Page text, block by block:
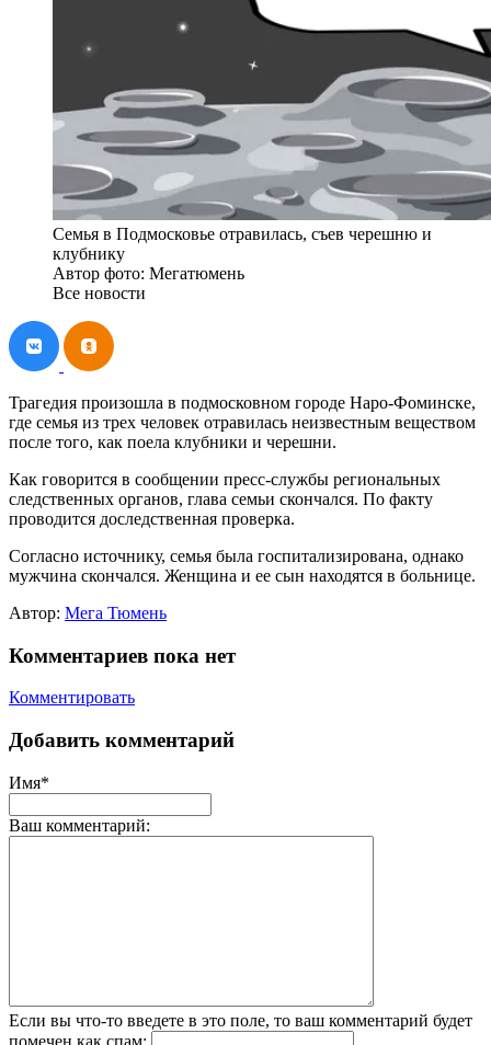
Семья в Подмосковье отравилась, съев черешню и
клубнику
Автор фото: Мегатюмень
Все новости
Трагедия произошла в подмосковном городе Наро-Фоминске,
где семья из трех человек отравилась неизвестным веществом
после того, как поела клубники и черешни.
Как говорится в сообщении пресс-службы региональных
следственных органов, глава семьи скончался. По факту
проводится доследственная проверка.
Согласно источнику, семья была госпитализирована, однако
мужчина скончался. Женщина и ее сын находятся в больнице.
Автор: Мега Тюмень
Комментариев пока нет
Комментировать
Добавить комментарий
Имя*
Ваш комментарий:
Если вы что-то введете в это поле, то ваш комментарий будет
помечен как спам: